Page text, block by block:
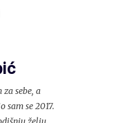
sebe, a
se 2017.